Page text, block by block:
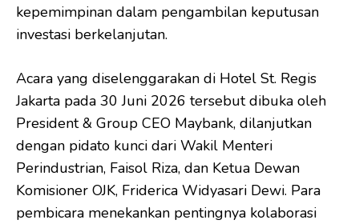
kepemimpinan dalam pengambilan keputusan
investasi berkelanjutan.
Acara yang diselenggarakan di Hotel St. Regis
Jakarta pada 30 Juni 2026 tersebut dibuka oleh
President & Group CEO Maybank, dilanjutkan
dengan pidato kunci dari Wakil Menteri
Perindustrian, Faisol Riza, dan Ketua Dewan
Komisioner OJK, Friderica Widyasari Dewi. Para
pembicara menekankan pentingnya kolaborasi